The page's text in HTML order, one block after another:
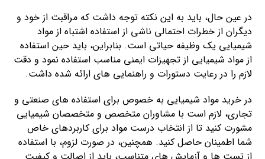
در عین حال، باید به این نکته توجه داشت که مراقبت از خود و
دیگران از خطرات احتمالی ناشی از استفاده اشتباه از مواد
شیمیایی یک وظیفه حیاتی است. بنابراین، باید حین استفاده
از مواد شیمیایی از تجهیزات ایمنی مناسب استفاده نمود و دقت
لازم را در رعایت دستورات و راهنمایی های ارائه شده داشت.
در خرید مواد شیمیایی به خصوص برای استفاده های صنعتی و
تجاری، لازم است با مشاوران متخصص و متخصصان شیمیایی
مشورت کنید تا از انتخاب درست مواد برای کاربردهای خاص
شما اطمینان حاصل کنید. همچنین، در صورت لزوم، با استفاده